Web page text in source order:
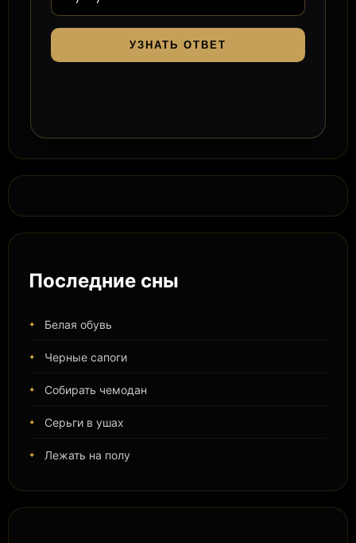
УЗНАТЬ ОТВЕТ
Последние сны
Белая обувь
Черные сапоги
Собирать чемодан
Серьги в ушах
Лежать на полу